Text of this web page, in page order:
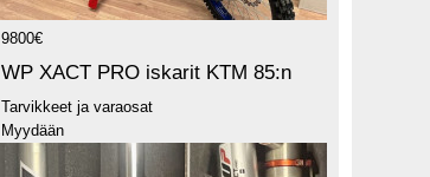
9800€
WP XACT PRO iskarit KTM 85:n
Tarvikkeet ja varaosat
Myydään